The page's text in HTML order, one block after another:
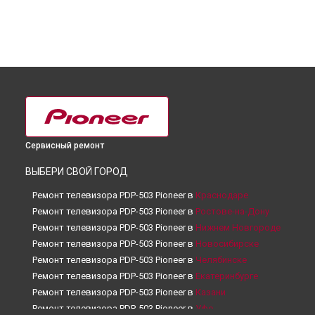
Сервисный ремонт
ВЫБЕРИ СВОЙ ГОРОД
Ремонт телевизора PDP-503 Pioneer в Краснодаре
Ремонт телевизора PDP-503 Pioneer в Ростове-на-Дону
Ремонт телевизора PDP-503 Pioneer в Нижнем Новгороде
Ремонт телевизора PDP-503 Pioneer в Новосибирске
Ремонт телевизора PDP-503 Pioneer в Челябинске
Ремонт телевизора PDP-503 Pioneer в Екатеринбурге
Ремонт телевизора PDP-503 Pioneer в Казани
Ремонт телевизора PDP-503 Pioneer в Уфе